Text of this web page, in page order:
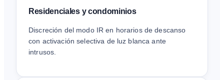
Residenciales y condominios
Discreción del modo IR en horarios de descanso
con activación selectiva de luz blanca ante
intrusos.